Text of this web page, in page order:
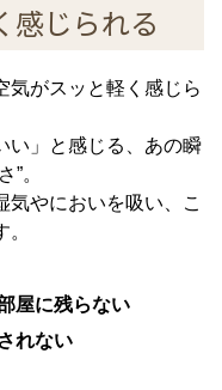
じられる
気がスッと軽く感じら
い」と感じる、あの瞬
”。
気やにおいを吸い、こ
屋に残らない
れない